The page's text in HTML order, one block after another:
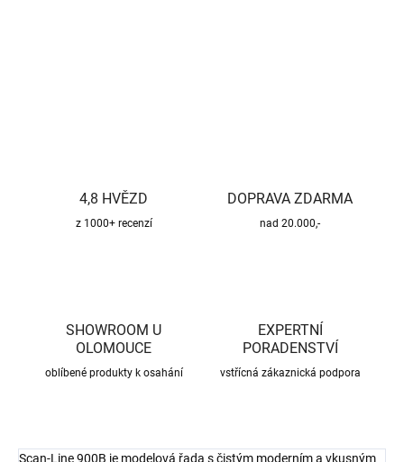
4,8 HVĚZD
z 1000+ recenzí
DOPRAVA ZDARMA
nad 20.000,-
SHOWROOM U
OLOMOUCE
oblíbené produkty k osahání
EXPERTNÍ
PORADENSTVÍ
vstřícná zákaznická podpora
Scan-Line 900B je modelová řada s čistým moderním a vkusným